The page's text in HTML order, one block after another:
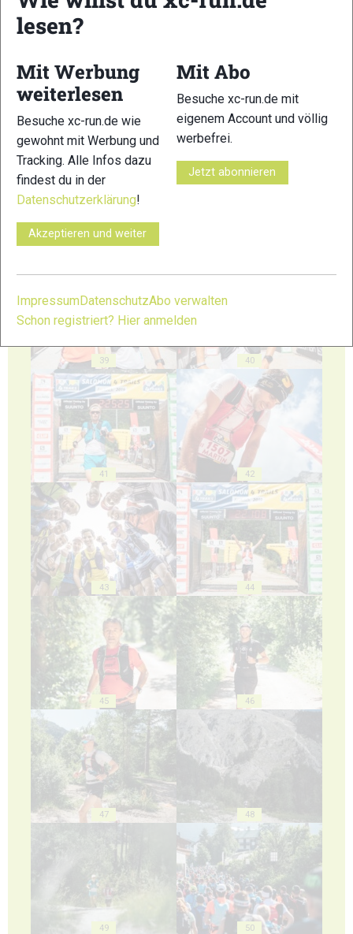
37
39 40
41 42
43 44
45 46
47 48
49 50
lesen?
Mit Werbung
weiterlesen
Besuche xc-run.de wie
gewohnt mit Werbung und
Tracking. Alle Infos dazu
findest du in der
Datenschutzerklärung!
Akzeptieren und weiter
Mit Abo
Besuche xc-run.de mit
eigenem Account und völlig
werbefrei.
Jetzt abonnieren
Impressum DatenschutzAbo verwalten
Schon registriert? Hier anmelden